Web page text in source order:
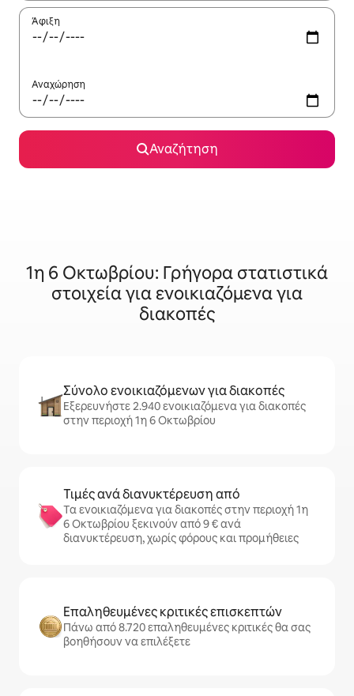
Άφιξη
Αναχώρηση
Αναζήτηση
1η 6 Οκτωβρίου: Γρήγορα στατιστικά
στοιχεία για ενοικιαζόμενα για
διακοπές
Σύνολο ενοικιαζόμενων για διακοπές
Εξερευνήστε 2.940 ενοικιαζόμενα για διακοπές
στην περιοχή 1η 6 Οκτωβρίου
Τιμές ανά διανυκτέρευση από
Τα ενοικιαζόμενα για διακοπές στην περιοχή 1η
6 Οκτωβρίου ξεκινούν από 9 € ανά
διανυκτέρευση, χωρίς φόρους και προμήθειες
Επαληθευμένες κριτικές επισκεπτών
Πάνω από 8.720 επαληθευμένες κριτικές θα σας
βοηθήσουν να επιλέξετε